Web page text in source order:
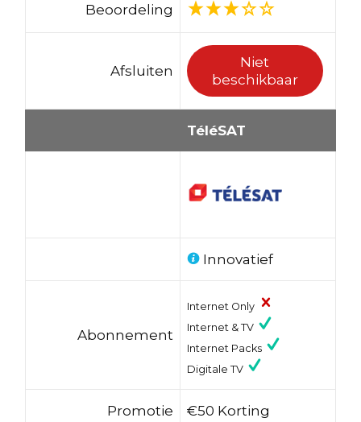
Beoordeling
Afsluiten
Niet
beschikbaar
TéléSAT
Innovatief
Abonnement
Internet Only
Internet & TV
Internet Packs
Digitale TV
Promotie €50 Korting